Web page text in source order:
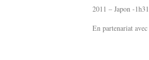
2011 – Japon -1h31
En partenariat avec